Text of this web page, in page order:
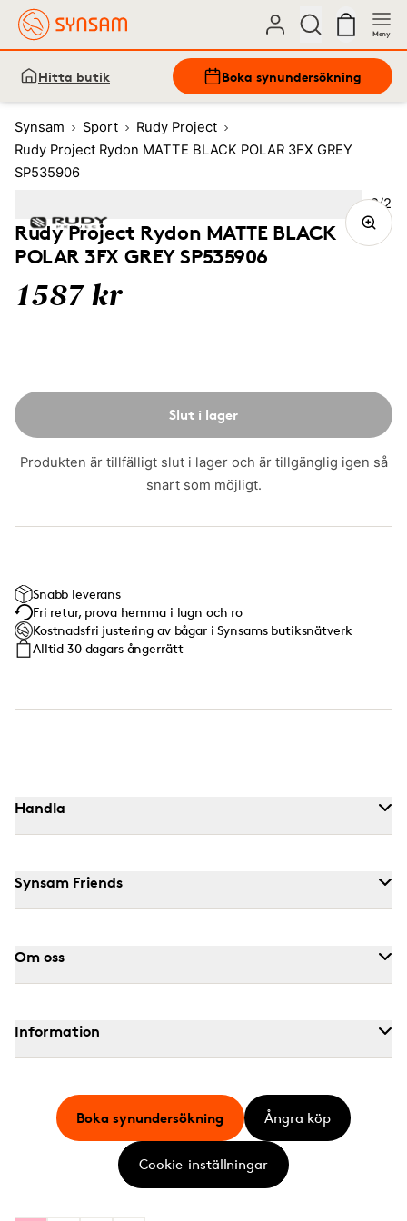
Meny
Hitta butik Boka synundersökning
Synsam Sport
Rudy Project
Rudy Project Rydon MATTE BLACK POLAR 3FX GREY
SP535906
Rudy Project Rydon MATTE BLACK
POLAR 3FX GREY SP535906
1587 kr
Slut i lager
Produkten är tillfälligt slut i lager och är tillgänglig igen så
snart som möjligt.
Snabb leverans
Fri retur, prova hemma i lugn och ro
Kostnadsfri justering av bågar i Synsams butiksnätverk
Alltid 30 dagars ångerrätt
Bild
2/2
Image (Current image)
Handla
Synsam Friends
Om oss
Information
Boka synundersökning Ångra köp
Cookie-inställningar